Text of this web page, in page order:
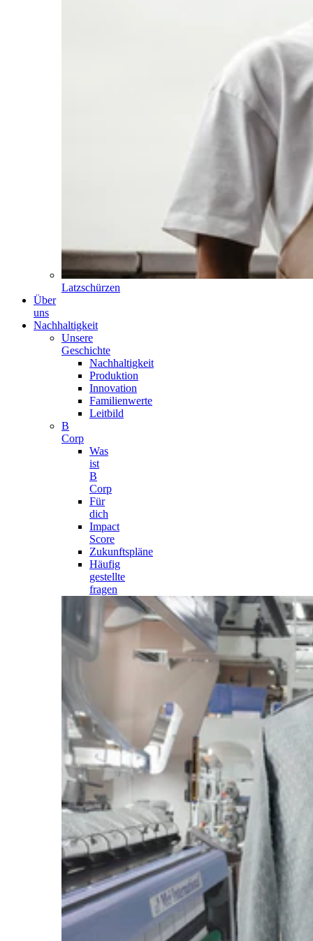
Latzschürzen
Über
uns
Nachhaltigkeit
Unsere
Geschichte
Nachhaltigkeit
Produktion
Innovation
Familienwerte
Leitbild
B
Corp
Was
ist
B
Corp
Für
dich
Impact
Score
Zukunftspläne
Häufig
gestellte
fragen